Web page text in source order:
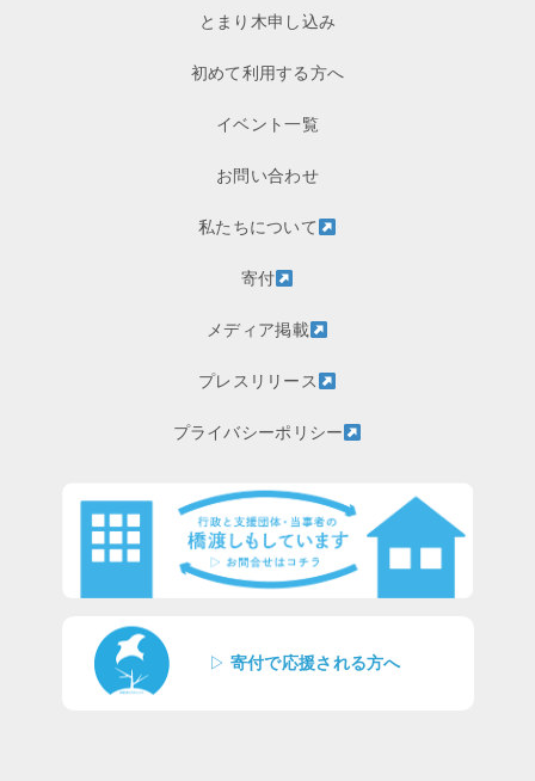
とまり木申し込み
初めて利用する方へ
イベント一覧
お問い合わせ
私たちについて
寄付
メディア掲載
プレスリリース
プライバシーポリシー
▷ 寄付で応援される方へ